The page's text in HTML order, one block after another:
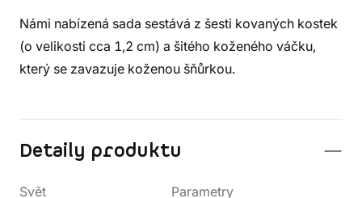
Námi nabízená sada sestává z šesti kovaných kostek
(o velikosti cca 1,2 cm) a šitého koženého váčku,
který se zavazuje koženou šňůrkou.
Detaily produktu
Svět
Parametry